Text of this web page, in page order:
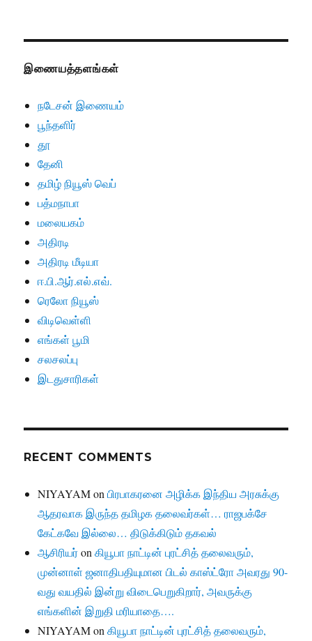
இணையத்தளங்கள்
நடேசன் இணையம்
பூந்தளிர்
தூ
தேனி
தமிழ் நியூஸ் வெப்
பத்மநாபா
மலையகம்
அதிரடி
அதிரடி மீடியா
ஈ.பி.ஆர்.எல்.எவ்.
ரெலோ நியூஸ்
விடிவெள்ளி
எங்கள் பூமி
சலசலப்பு
இடதுசாரிகள்
RECENT COMMENTS
NIYAYAMonபிரபாகரனை அழிக்க இந்திய அரசுக்கு
ஆதரவாக இருந்த தமிழக தலைவர்கள்… ராஜபக்சே
கேட்கவே இல்லை… திடுக்கிடும் தகவல்
ஆசிரியர்onகியூபா நாட்டின் புரட்சித் தலைவரும்,
முன்னாள் ஜனாதிபதியுமான பிடல் காஸ்ட்ரோ அவரது 90-
வது வயதில் இன்று விடைபெறுகிறார், அவருக்கு
எங்களின் இறுதி மரியாதை….
NIYAYAMonகியூபா நாட்டின் புரட்சித் தலைவரும்,